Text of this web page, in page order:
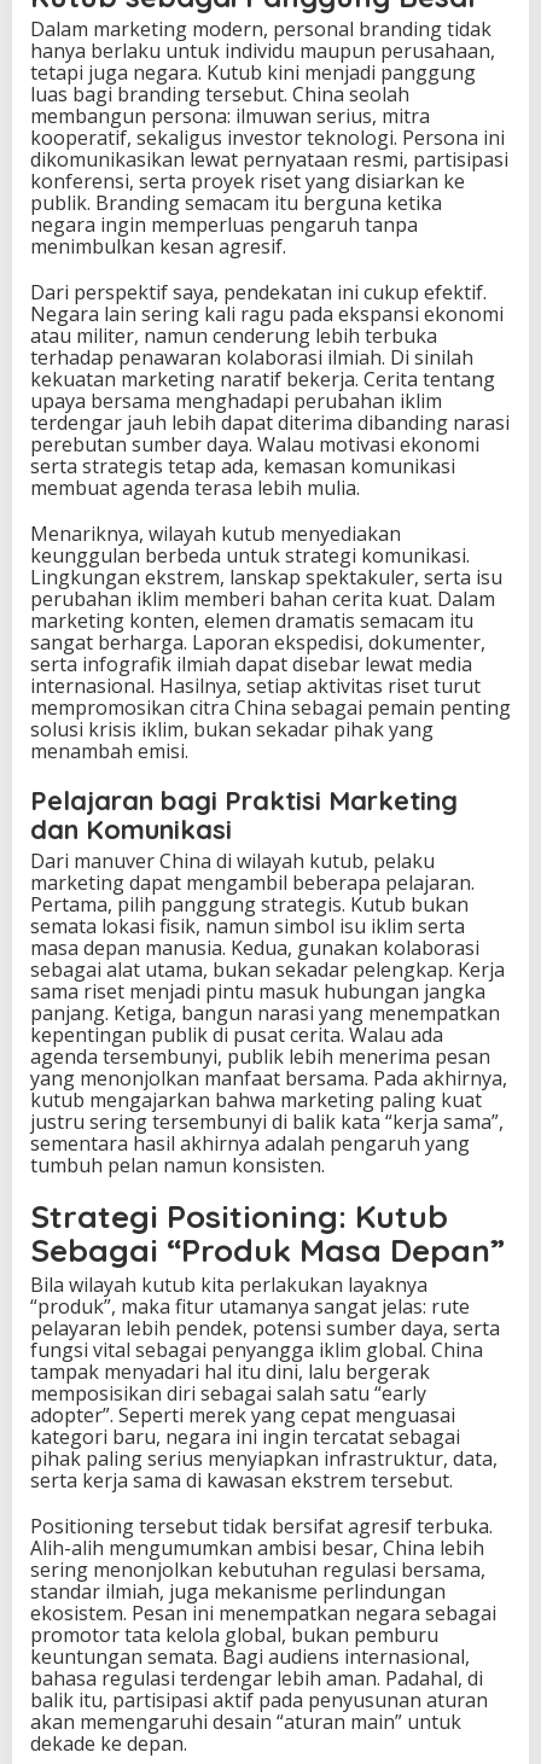
Dalam marketing modern, personal branding tidak
hanya berlaku untuk individu maupun perusahaan,
tetapi juga negara. Kutub kini menjadi panggung
luas bagi branding tersebut. China seolah
membangun persona: ilmuwan serius, mitra
kooperatif, sekaligus investor teknologi. Persona ini
dikomunikasikan lewat pernyataan resmi, partisipasi
konferensi, serta proyek riset yang disiarkan ke
publik. Branding semacam itu berguna ketika
negara ingin memperluas pengaruh tanpa
menimbulkan kesan agresif.
Dari perspektif saya, pendekatan ini cukup efektif.
Negara lain sering kali ragu pada ekspansi ekonomi
atau militer, namun cenderung lebih terbuka
terhadap penawaran kolaborasi ilmiah. Di sinilah
kekuatan marketing naratif bekerja. Cerita tentang
upaya bersama menghadapi perubahan iklim
terdengar jauh lebih dapat diterima dibanding narasi
perebutan sumber daya. Walau motivasi ekonomi
serta strategis tetap ada, kemasan komunikasi
membuat agenda terasa lebih mulia.
Menariknya, wilayah kutub menyediakan
keunggulan berbeda untuk strategi komunikasi.
Lingkungan ekstrem, lanskap spektakuler, serta isu
perubahan iklim memberi bahan cerita kuat. Dalam
marketing konten, elemen dramatis semacam itu
sangat berharga. Laporan ekspedisi, dokumenter,
serta infografik ilmiah dapat disebar lewat media
internasional. Hasilnya, setiap aktivitas riset turut
mempromosikan citra China sebagai pemain penting
solusi krisis iklim, bukan sekadar pihak yang
menambah emisi.
Pelajaran bagi Praktisi Marketing
dan Komunikasi
Dari manuver China di wilayah kutub, pelaku
marketing dapat mengambil beberapa pelajaran.
Pertama, pilih panggung strategis. Kutub bukan
semata lokasi fisik, namun simbol isu iklim serta
masa depan manusia. Kedua, gunakan kolaborasi
sebagai alat utama, bukan sekadar pelengkap. Kerja
sama riset menjadi pintu masuk hubungan jangka
panjang. Ketiga, bangun narasi yang menempatkan
kepentingan publik di pusat cerita. Walau ada
agenda tersembunyi, publik lebih menerima pesan
yang menonjolkan manfaat bersama. Pada akhirnya,
kutub mengajarkan bahwa marketing paling kuat
justru sering tersembunyi di balik kata “kerja sama”,
sementara hasil akhirnya adalah pengaruh yang
tumbuh pelan namun konsisten.
Strategi Positioning: Kutub
Sebagai “Produk Masa Depan”
Bila wilayah kutub kita perlakukan layaknya
“produk”, maka fitur utamanya sangat jelas: rute
pelayaran lebih pendek, potensi sumber daya, serta
fungsi vital sebagai penyangga iklim global. China
tampak menyadari hal itu dini, lalu bergerak
memposisikan diri sebagai salah satu “early
adopter”. Seperti merek yang cepat menguasai
kategori baru, negara ini ingin tercatat sebagai
pihak paling serius menyiapkan infrastruktur, data,
serta kerja sama di kawasan ekstrem tersebut.
Positioning tersebut tidak bersifat agresif terbuka.
Alih-alih mengumumkan ambisi besar, China lebih
sering menonjolkan kebutuhan regulasi bersama,
standar ilmiah, juga mekanisme perlindungan
ekosistem. Pesan ini menempatkan negara sebagai
promotor tata kelola global, bukan pemburu
keuntungan semata. Bagi audiens internasional,
bahasa regulasi terdengar lebih aman. Padahal, di
balik itu, partisipasi aktif pada penyusunan aturan
akan memengaruhi desain “aturan main” untuk
dekade ke depan.